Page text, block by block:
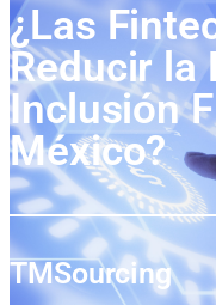
¿Las
Reducir la
Inclusión
México?
TMSourcing